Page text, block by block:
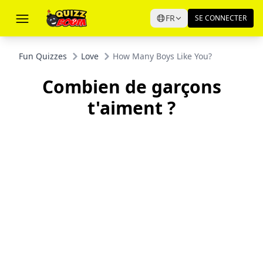
FR SE CONNECTER
Fun Quizzes Love How Many Boys Like You?
Combien de garçons
t'aiment ?